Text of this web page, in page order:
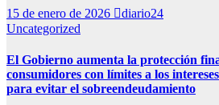
15 de enero de 2026
diario24
Uncategorized
El Gobierno aumenta la protección
consumidores con límites a los
para evitar el sobreendeudamiento